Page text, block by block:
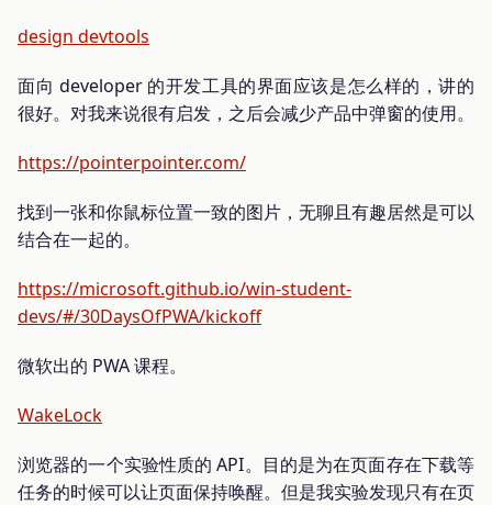
design devtools
面向 developer 的开发工具的界面应该是怎么样的，讲的
很好。对我来说很有启发，之后会减少产品中弹窗的使用。
https://pointerpointer.com/
找到一张和你鼠标位置一致的图片，无聊且有趣居然是可以
结合在一起的。
https://microsoft.github.io/win-student-
devs/#/30DaysOfPWA/kickoff
微软出的 PWA 课程。
WakeLock
浏览器的一个实验性质的 API。目的是为在页面存在下载等
任务的时候可以让页面保持唤醒。但是我实验发现只有在页